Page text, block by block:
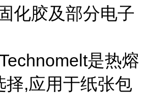
化胶及部分电子
是热熔
择,应用于纸张包